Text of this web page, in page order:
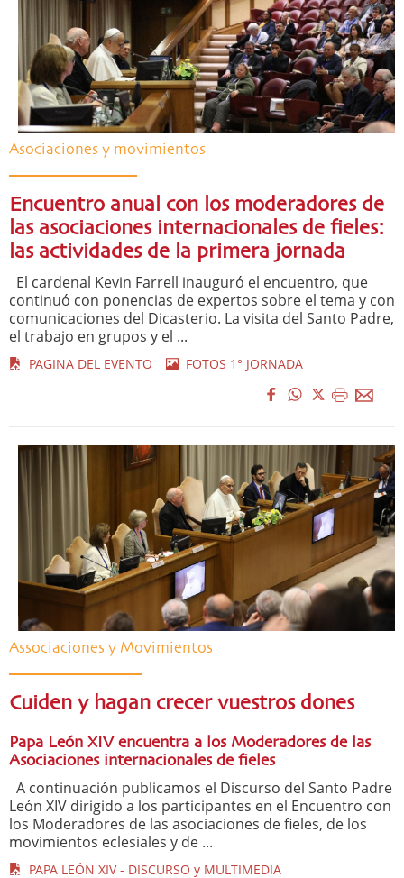
Asociaciones y movimientos
Encuentro anual con los moderadores de
las asociaciones internacionales de fieles:
las actividades de la primera jornada
El cardenal Kevin Farrell inauguró el encuentro, que
continuó con ponencias de expertos sobre el tema y con
comunicaciones del Dicasterio. La visita del Santo Padre,
el trabajo en grupos y el ...
PAGINA DEL EVENTO FOTOS 1° JORNADA
Associaciones y Movimientos
Cuiden y hagan crecer vuestros dones
Papa León XIV encuentra a los Moderadores de las
Asociaciones internacionales de fieles
A continuación publicamos el Discurso del Santo Padre
León XIV dirigido a los participantes en el Encuentro con
los Moderadores de las asociaciones de fieles, de los
movimientos eclesiales y de ...
PAPA LEÓN XIV - DISCURSO y MULTIMEDIA